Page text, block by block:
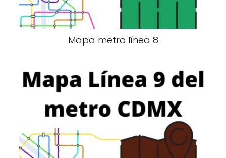
Mapa metro línea 8